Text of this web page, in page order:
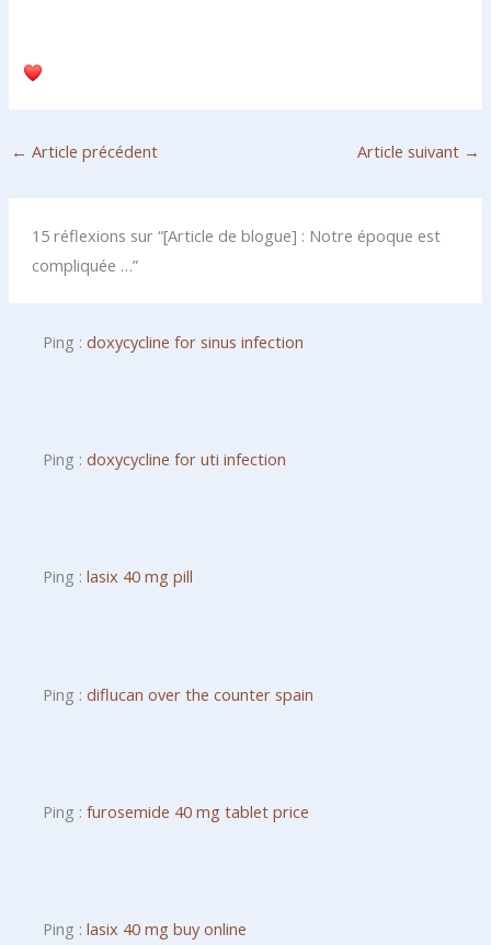
← Article précédent Article suivant →
15 réflexions sur “[Article de blogue] : Notre époque est
compliquée …”
Ping :doxycycline for sinus infection
Ping :doxycycline for uti infection
Ping :lasix 40 mg pill
Ping :diflucan over the counter spain
Ping :furosemide 40 mg tablet price
Ping :lasix 40 mg buy online